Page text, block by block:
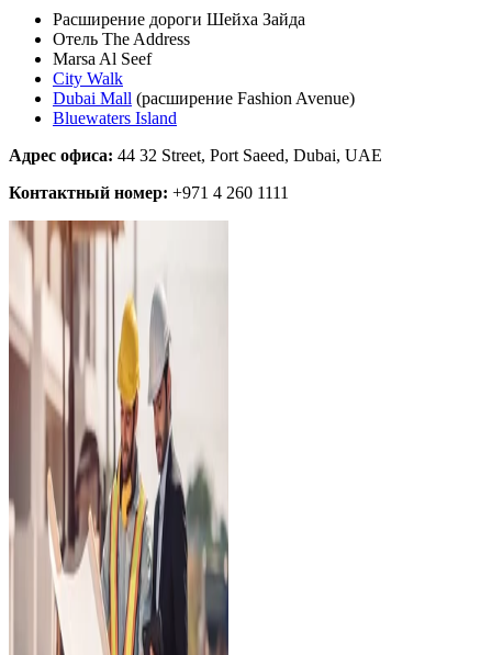
Расширение дороги Шейха Зайда
Отель The Address
Marsa Al Seef
City Walk
Dubai Mall (расширение Fashion Avenue)
Bluewaters Island
Адрес офиса: 44 32 Street, Port Saeed, Dubai, UAE
Контактный номер: +971 4 260 1111